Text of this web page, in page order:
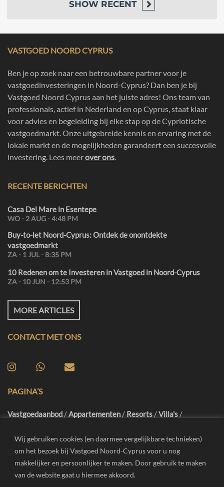
Wij gebruiken cookies (en daarmee vergelijkbare technieken)
om het bezoek bij Vastgoed Noord-Cyprus voor u nog
makkelijker en persoonlijker te maken. Door gebruik te maken
van de website gaat u hiermee akkoord.
Bruto-vloeroppervlakte 85,5 m2,
Villa 4+1
Bruto-vloeroppervlakte 200 m2
Terrassen 72,5 m2
Beginprijs vanaf £599.900 / €673.500
Bungalow 3+1
Bruto-vloeroppervlakte 188m2
Terrassen 65m2
Beginprijs van £599.900 / €673.500
*Houd er rekening mee dat de hierboven genoemde prijzen in
Britse ponden zijn en dat door fluctuaties de prijzen in Euro’s
licht kunnen verschillen.
Planning
Maart 2023 – Maart 2025
Airconditioning
Eetkamer
Verwarming
Uitzicht op de bergen
Zwembad
Gym & Sauna
Gemeenschappelijke zwembaden
SHOW RECENT
VASTGOED NOORD CYPRUS
Ben je op zoek naar een betrouwbare partner voor je
vastgoedinvesteringen in Noord-Cyprus? Dan ben je bij
Vastgoed Noord Cyprus aan het juiste adres! Ons team van
professionals, actief in Nederland en op Cyprus, staat klaar
voor advies en begeleiding bij elke stap op de Cypriotische
vastgoedmarkt. Onze uitgebreide kennis en ervaring met de
lokale markt en de mogelijkheden garandeert een succesvolle
investering. Lees meerover ons.
RECENTE BERICHTEN
Casa Del Mare in Esentepe
WO - 2 AUG - 4:48 PM
Buy-to-let Noord-Cyprus: Ontdek de onontdekte
vastgoedmarkt
ZA - 1 JUL - 8:35 PM
10 Redenen om te Investeren in Vastgoed in Noord-Cyprus
ZA - 10 JUN - 12:53 PM
MORE ARTICLES
CONTACT MET ONS
PAGINA’S
Vastgoedaanbod/Appartementen/ Resorts/Villa's/
Blog/FAQ/Contact
© 2023Vastgoed Noord-Cyprusis powered by
Developerlab. Lees ook onze algemene voorwaarden